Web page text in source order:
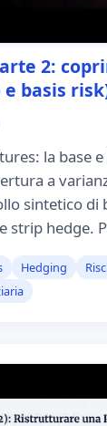
2:
basis
la base
a
sintetico di
strip hedge.
Hedging